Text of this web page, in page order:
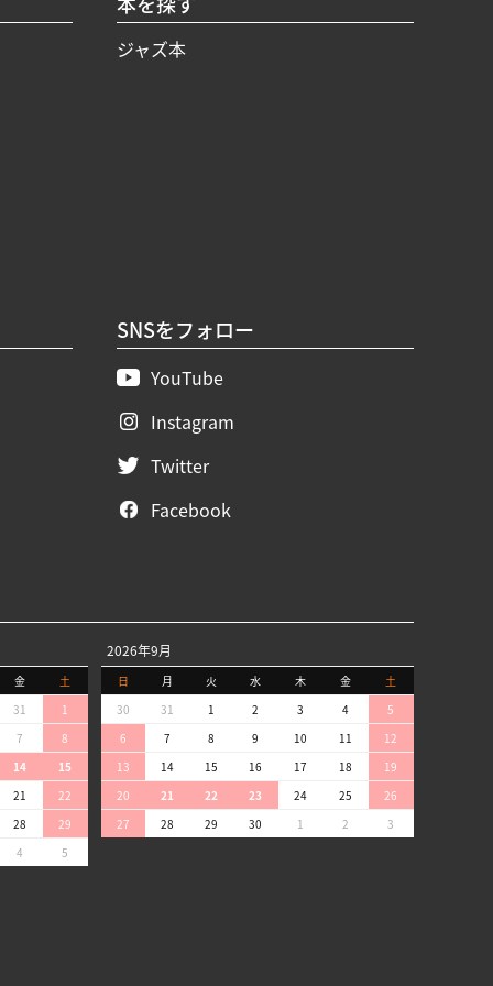
ジャズ本
SNSをフォロー
YouTube
Instagram
Twitter
Facebook
金
土
31
1
7
8
14
15
21
22
28
29
4
5
2026年9月
日 月 火 水 木 金
土
30
31 1 2 3 4
5
6
7 8 9 10 11
12
13
14 15 16 17 18
19
20
21 22 23 24 25
26
27
28 29 30 1 2 3